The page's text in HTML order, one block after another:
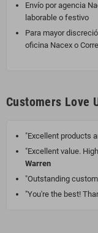
Envío por agencia
laborable o festivo
Para mayor
oficina Nacex o
Customers Love
"Excellent products
"Excellent value.
Warren
"Outstanding
"You're the best!